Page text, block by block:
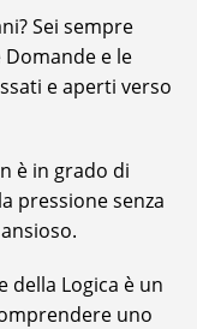
Sei sempre
e le
e aperti verso
è in grado di
pressione senza
della Logica è un
uno